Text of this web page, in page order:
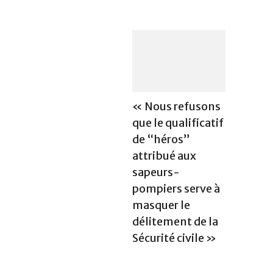
« Nous refusons
que le qualificatif
de “héros”
attribué aux
sapeurs-
pompiers serve à
masquer le
délitement de la
Sécurité civile »